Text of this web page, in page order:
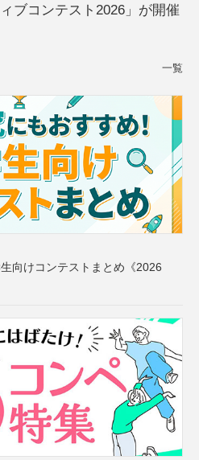
ブコンテスト2026」が開催
一覧
向けコンテストまとめ《2026